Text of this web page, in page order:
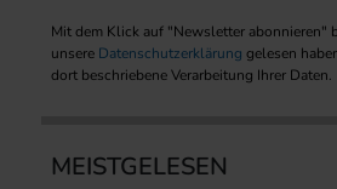
Mit dem Klick auf "Newsletter abonnieren"
unsere Datenschutzerklärung gelesen
dort beschriebene Verarbeitung Ihrer Daten.
MEISTGELESEN